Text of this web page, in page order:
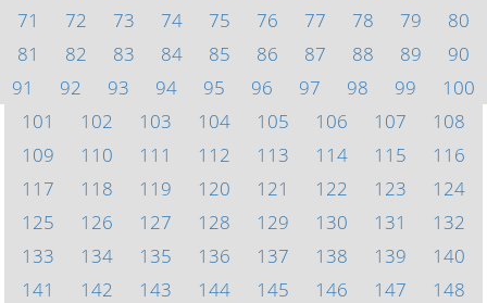
71
72 73 74 75 76 77 78 79
80
81
82 83 84 85 86 87 88 89
90
91
92 93 94 95 96 97 98 99
100
101
102 103 104 105 106 107
108
109
110 111 112 113 114 115
116
117
118 119 120 121 122 123
124
125
126 127 128 129 130 131
132
133
134 135 136 137 138 139
140
141
142 143 144 145 146 147
148